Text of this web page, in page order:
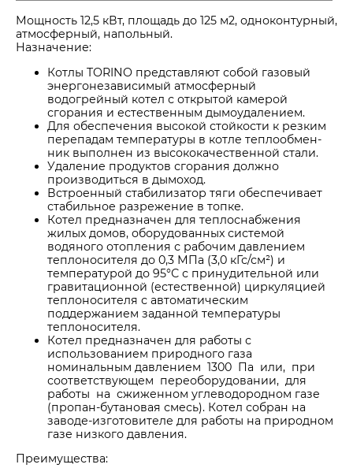
Мощность 12,5 кВт, площадь до 125 м2, одноконтурный,
атмосферный, напольный.
Назначение:
Котлы TORINO представляют собой газовый
энергонезависимый атмосферный
водогрейный котел с открытой камерой
сгорания и естественным дымоудалением.
Для обеспечения высокой стойкости к резким
перепадам температуры в котле теплообмен-
ник выполнен из высококачественной стали.
Удаление продуктов сгорания должно
производиться в дымоход.
Встроенный стабилизатор тяги обеспечивает
стабильное разрежение в топке.
Котел предназначен для теплоснабжения
жилых домов, оборудованных системой
водяного отопления с рабочим давлением
теплоносителя до 0,3 МПа (3,0 кГс/см²) и
температурой до 95°С с принудительной или
гравитационной (естественной) циркуляцией
теплоносителя с автоматическим
поддержанием заданной температуры
теплоносителя.
Котел предназначен для работы с
использованием природного газа
номинальным давлением 1300 Па или, при
соответствующем переоборудовании, для
работы на сжиженном углеводородном газе
(пропан-бутановая смесь). Котел собран на
заводе-изготовителе для работы на природном
газе низкого давления.
Преимущества: